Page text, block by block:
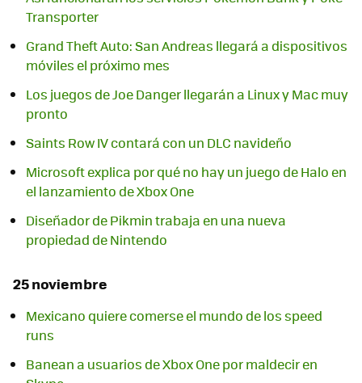
Transporter
Grand Theft Auto: San Andreas llegará a dispositivos
móviles el próximo mes
Los juegos de Joe Danger llegarán a Linux y Mac muy
pronto
Saints Row IV contará con un DLC navideño
Microsoft explica por qué no hay un juego de Halo en
el lanzamiento de Xbox One
Diseñador de Pikmin trabaja en una nueva
propiedad de Nintendo
25 noviembre
Mexicano quiere comerse el mundo de los speed
runs
Banean a usuarios de Xbox One por maldecir en